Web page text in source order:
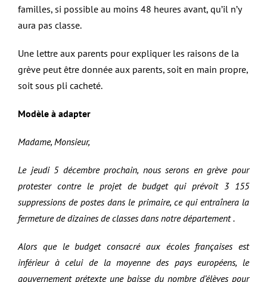
familles, si possible au moins 48 heures avant, qu’il n’y
aura pas classe.
Une lettre aux parents pour expliquer les raisons de la
grève peut être donnée aux parents, soit en main propre,
soit sous pli cacheté.
Modèle à adapter
Madame, Monsieur,
Le jeudi 5 décembre prochain, nous serons en grève pour
protester contre le projet de budget qui prévoit 3 155
suppressions de postes dans le primaire, ce qui entraînera la
fermeture de dizaines de classes dans notre département .
Alors que le budget consacré aux écoles françaises est
inférieur à celui de la moyenne des pays européens, le
gouvernement prétexte une baisse du nombre d’élèves pour